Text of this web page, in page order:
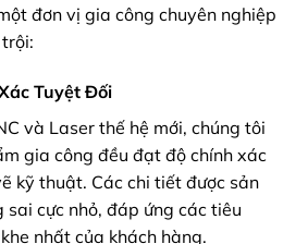
đơn vị gia công chuyên nghiệp
Tuyệt Đối
và Laser thế hệ mới, chúng tôi
gia công đều đạt độ chính xác
kỹ thuật. Các chi tiết được sản
cực nhỏ, đáp ứng các tiêu
nhất của khách hàng.